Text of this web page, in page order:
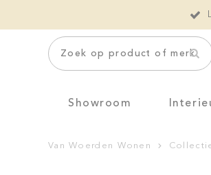
Zoek op product of merk
Showroom
Van Woerden Wonen